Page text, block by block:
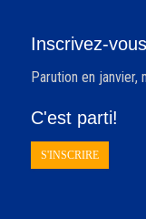
Inscrivez-
Parution en janvier,
C'est parti!
S'INSCRIRE